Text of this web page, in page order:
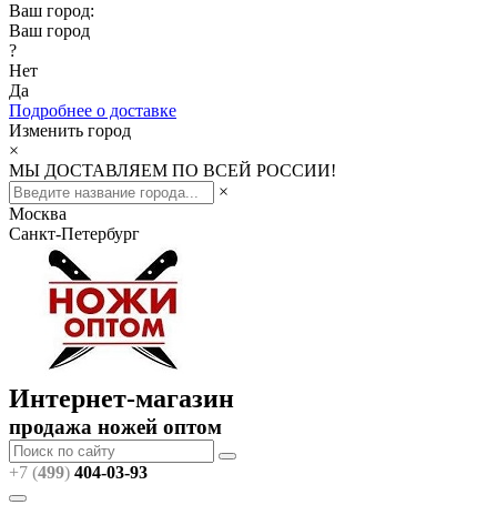
Ваш город:
Ваш город
?
Нет
Да
Подробнее о доставке
Изменить город
×
МЫ ДОСТАВЛЯЕМ ПО ВСЕЙ РОССИИ!
×
Москва
Санкт-Петербург
Интернет-магазин
продажа ножей оптом
+7 (499) 404-03-93